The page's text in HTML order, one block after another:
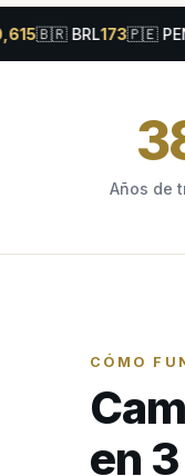
BRL173🇵🇪 PEN269
Años de
CÓMO
en